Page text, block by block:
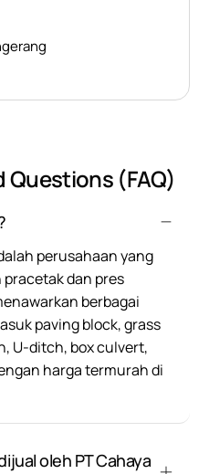
Questions (FAQ)
perusahaan yang
dan pres
berbagai
paving block, grass
U-ditch, box culvert,
harga termurah di
oleh PT Cahaya